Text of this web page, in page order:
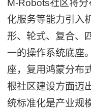
M-Robots社区将
化服务等能力引入
形、轮式、复合、
一的操作系统底座
座，复用鸿蒙分布
根社区建设方面迈
统标准化是产业规